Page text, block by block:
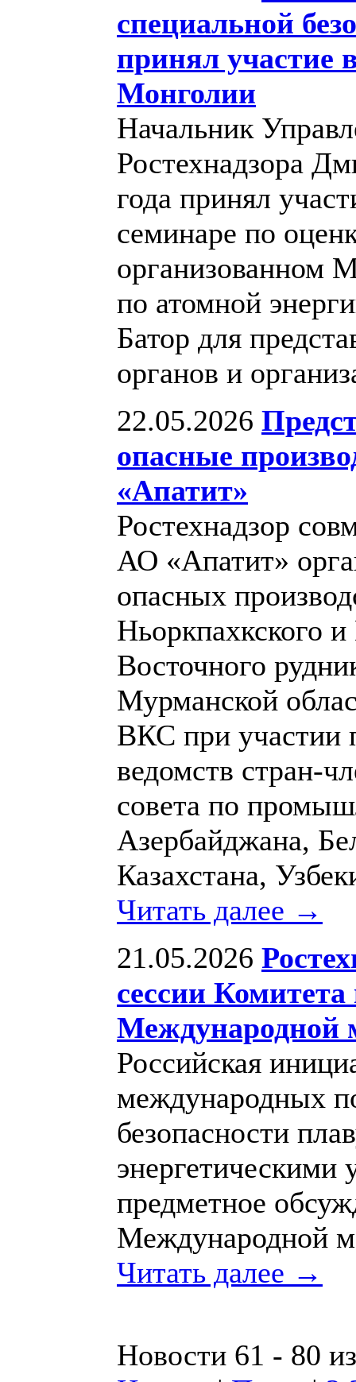
специальной
принял
Монголии
Начальник
Ростехнадзора
года принял
семинаре по
организованном
по атомной
Батор для
органов и
22.05.2026
опасные
«Апатит»
Ростехнадзор
АО «Апатит»
опасных
Ньоркпахкского
Восточного
Мурманской
ВКС при участии
ведомств стран-
совета по
Азербайджана,
Казахстана,
Читать далее →
21.05.2026
сессии Комитета
Международной
Российская
международных
безопасности
энергетическими
предметное
Международной
Читать далее →
Новости 61 - 80